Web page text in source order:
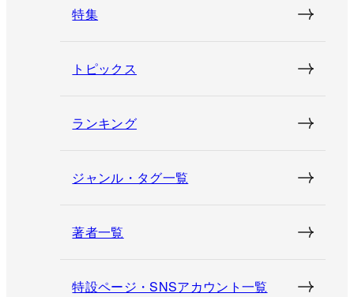
特集
トピックス
ランキング
ジャンル・タグ一覧
著者一覧
特設ページ・SNSアカウント一覧